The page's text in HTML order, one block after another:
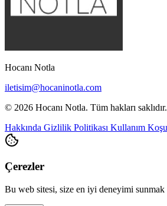
Hocanı Notla
iletisim@hocaninotla.com
© 2026 Hocanı Notla. Tüm hakları saklıdır.
Hakkında Gizlilik Politikası Kullanım
Çerezler
Bu web sitesi, size en iyi deneyimi sunmak